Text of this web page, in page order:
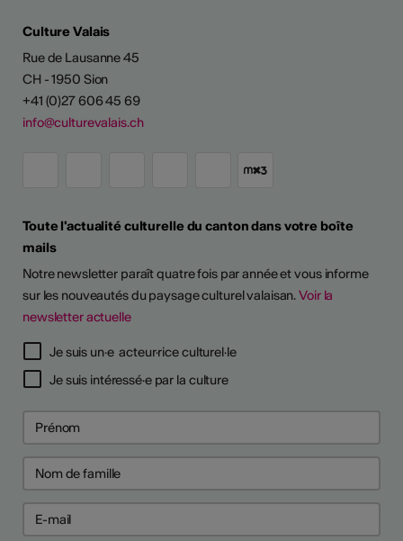
Culture Valais
Rue de Lausanne 45
CH - 1950 Sion
+41 (0)27 606 45 69
info@culturevalais.ch
Toute l'actualité culturelle du canton dans votre boîte
mails
Notre newsletter paraît quatre fois par année et vous informe
sur les nouveautés du paysage culturel valaisan.Voir la
newsletter actuelle
Je suis un·e acteur·rice culturel·le
Je suis intéressé·e par la culture